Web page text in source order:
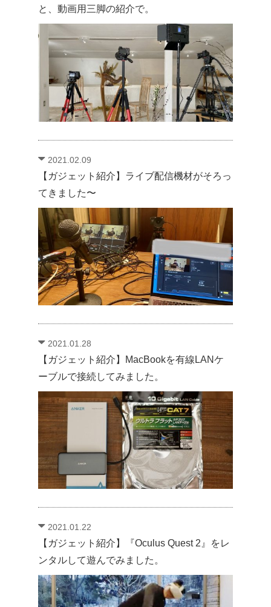
と、動画用三脚の紹介で。
2021.02.09
【ガジェット紹介】ライブ配信機材がそろっ
てきました〜
2021.01.28
【ガジェット紹介】MacBookを有線LANケ
ーブルで接続してみました。
2021.01.22
【ガジェット紹介】『Oculus Quest 2』をレ
ンタルして遊んでみました。